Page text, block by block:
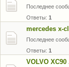
Последнее
Ответы: 1
mercedes x-
Последнее
Ответы: 1
VOLVO XC90